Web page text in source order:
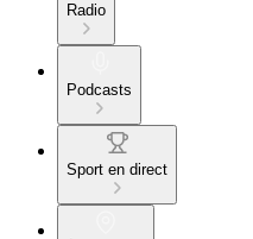
Radio
Podcasts
Sport en direct